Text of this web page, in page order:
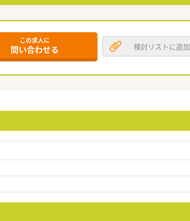
この求人に
問い合わせる 検討リストに追加